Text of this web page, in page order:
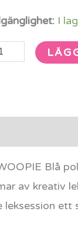
I
Blå
av kreativ
ett